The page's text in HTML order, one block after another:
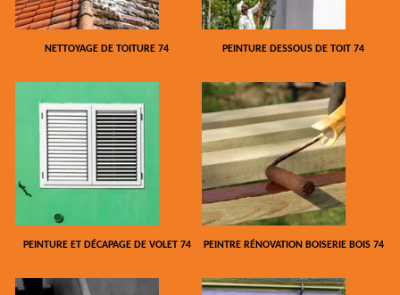
NETTOYAGE DE TOITURE 74 PEINTURE DESSOUS DE TOIT 74
PEINTURE ET DÉCAPAGE DE VOLET 74 PEINTRE RÉNOVATION BOISERIE BOIS 74